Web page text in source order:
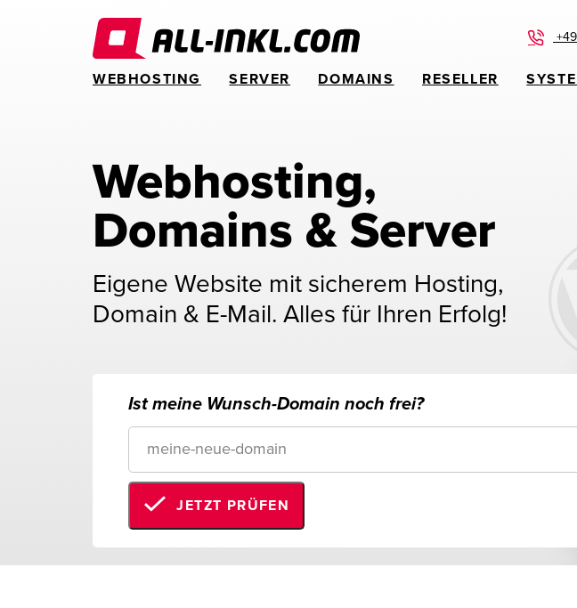
WEBHOSTING SERVER DOMAINS RESELLER
Webhosting,
Domains & Server
Eigene Website mit sicherem Hosting,
Domain & E-Mail. Alles für Ihren Erfolg!
Ist meine Wunsch-Domain noch frei?
JETZT PRÜFEN